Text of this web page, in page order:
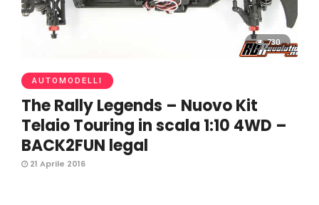
730
AUTOMODELLI
The Rally Legends – Nuovo Kit
Telaio Touring in scala 1:10 4WD –
BACK2FUN legal
21 Aprile 2016